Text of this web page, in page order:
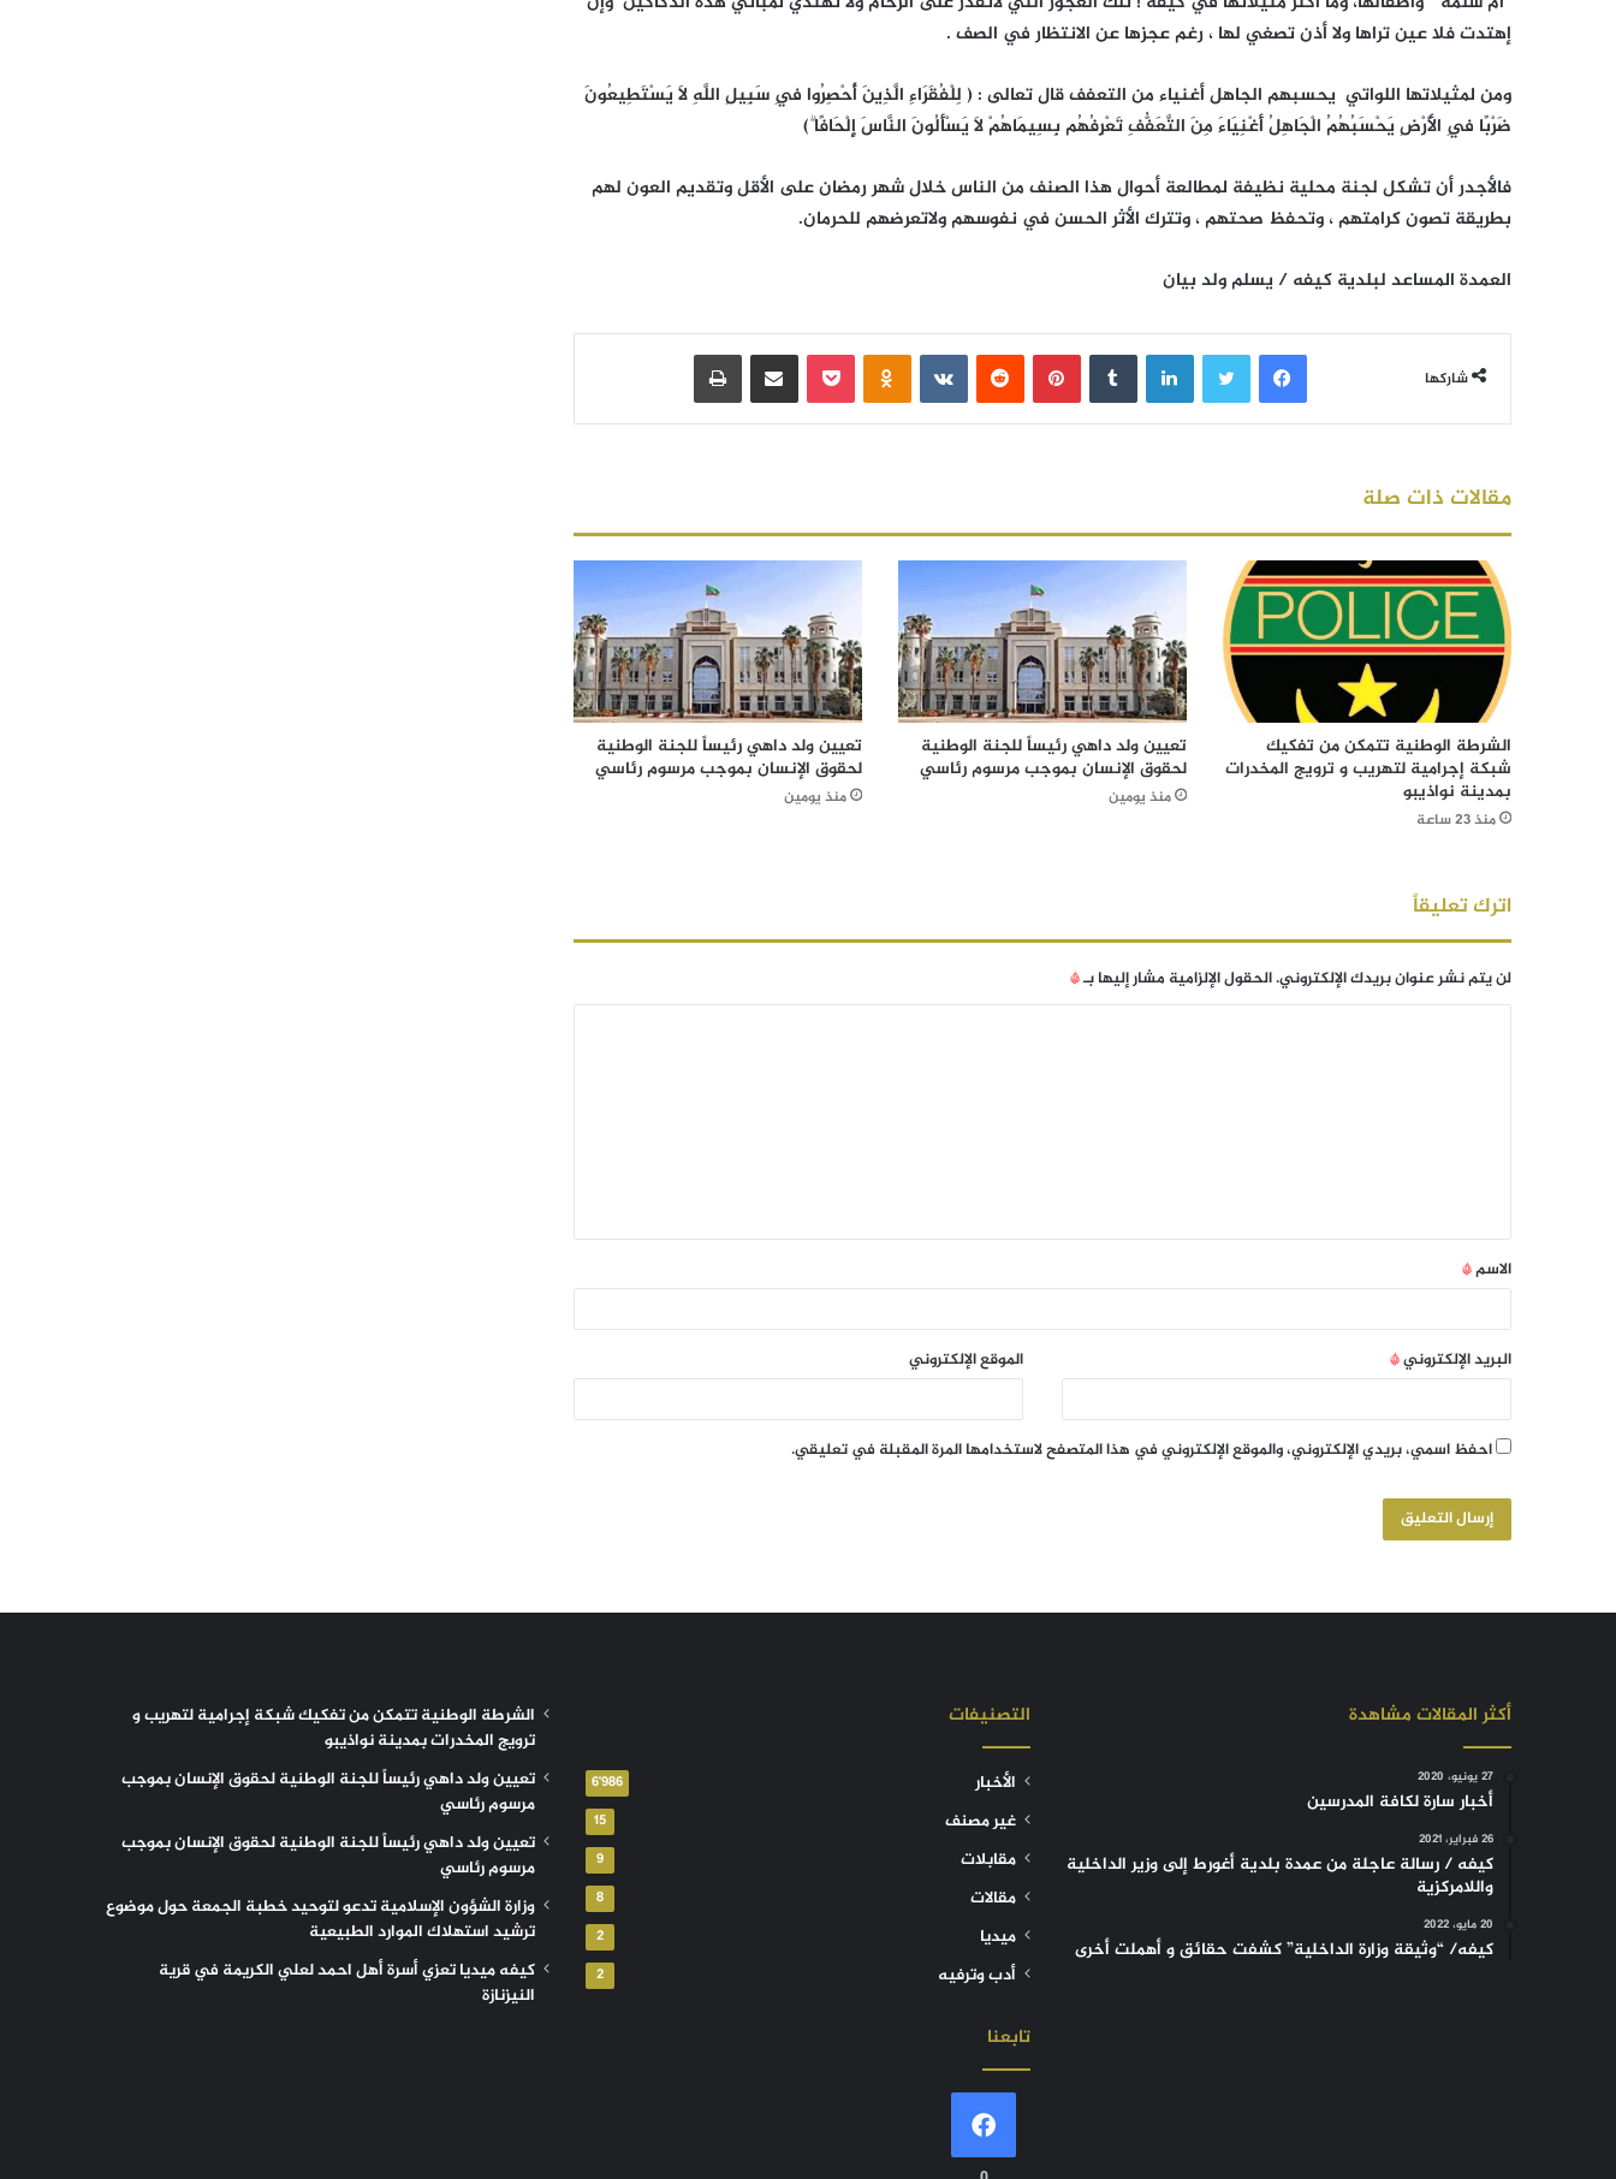
إهتدت فلا عين تراها ولا أذن تصغي لها ، رغم عجزها عن الانتظار في الصف .
ومن لمثيلاتها اللواتي يحسبهم الجاهل أغنياء من التعفف قال تعالى : ( لِلْفُقَرَاءِ الَّذِينَ أُحْصِرُوا فِي سَبِيلِ اللَّهِ لَا يَسْتَطِيعُونَ
ضَرْبًا فِي الْأَرْضِ يَحْسَبُهُمُ الْجَاهِلُ أَغْنِيَاءَ مِنَ التَّعَفُّفِ تَعْرِفُهُم بِسِيمَاهُمْ لَا يَسْأَلُونَ النَّاسَ إِلْحَافًا ۗ)
فالأجدر أن تشكل لجنة محلية نظيفة لمطالعة أحوال هذا الصنف من الناس خلال شهر رمضان على الأقل وتقديم العون لهم
بطريقة تصون كرامتهم ، وتحفظ صحتهم ، وتترك الأثر الحسن في نفوسهم ولاتعرضهم للحرمان.
العمدة المساعد لبلدية كيفه / يسلم ولد بيان
شاركها
فيسبوك لينكدإن بينتيريست بوكيت مشاركة عبر البريد
مقالات ذات صلة
الشرطة الوطنية تتمكن من تفكيك
شبكة إجرامية لتهريب و ترويج المخدرات
بمدينة نواذيبو
منذ 23 ساعة
تعيين ولد داهي رئيساً للجنة الوطنية
لحقوق الإنسان بموجب مرسوم رئاسي
منذ يومين
تعيين ولد داهي رئيساً للجنة الوطنية
لحقوق الإنسان بموجب مرسوم رئاسي
منذ يومين
اترك تعليقاً
لن يتم نشر عنوان بريدك الإلكتروني.الحقول الإلزامية مشار إليها بـ*
الاسم*
البريد الإلكتروني* الموقع الإلكتروني
احفظ اسمي، بريدي الإلكتروني، والموقع الإلكتروني في هذا المتصفح لاستخدامها المرة المقبلة في تعليقي.
أكثر المقالات مشاهدة
27 يونيو، 2020
أخبار سارة لكافة المدرسين
26 فبراير، 2021
كيفه / رسالة عاجلة من عمدة بلدية أغورط إلى وزير الداخلية
واللامركزية
20 مايو، 2022
كيفه/ “وثيقة وزارة الداخلية” كشفت حقائق و أهملت أخرى
التصنيفات
الأخبار 6٬986
غير مصنف 15
مقابلات 9
مقالات 8
ميديا 2
أدب وترفيه 2
تابعنا
الشرطة الوطنية تتمكن من تفكيك شبكة إجرامية لتهريب و
ترويج المخدرات بمدينة نواذيبو
تعيين ولد داهي رئيساً للجنة الوطنية لحقوق الإنسان بموجب
مرسوم رئاسي
تعيين ولد داهي رئيساً للجنة الوطنية لحقوق الإنسان بموجب
مرسوم رئاسي
وزارة الشؤون الإسلامية تدعو لتوحيد خطبة الجمعة حول موضوع
ترشيد استهلاك الموارد الطبيعية
كيفه ميديا تعزي أسرة أهل احمد لعلي الكريمة في قرية
النيزنازة